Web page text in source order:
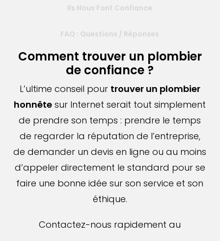
Ils Nous Font Confiance
FAQ : Questions / Réponses
Comment trouver un plombier
de confiance ?
L’ultime conseil pour trouver un plombier
honnête sur Internet serait tout simplement
de prendre son temps : prendre le temps
de regarder la réputation de l’entreprise,
de demander un devis en ligne ou au moins
d’appeler directement le standard pour se
faire une bonne idée sur son service et son
éthique.
Contactez-nous rapidement au